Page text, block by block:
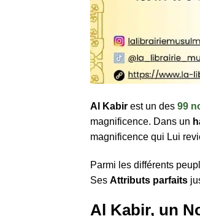
Al Kabir est un des 99
magnificence. Dans un
magnificence qui Lui
Parmi les différents
Ses Attributs parfaits
Al Kabir, un